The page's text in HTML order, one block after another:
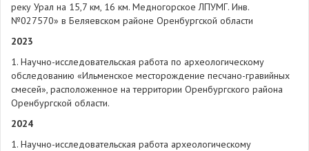
реку Урал на 15,7 км, 16 км. Медногорское ЛПУМГ. Инв.
№027570» в Беляевском районе Оренбургской области
2023
1. Научно-исследовательская работа по археологическому
обследованию «Ильменское месторождение песчано-гравийных
смесей», расположенное на территории Оренбургского района
Оренбургской области.
2024
1. Научно-исследовательская работа археологическому